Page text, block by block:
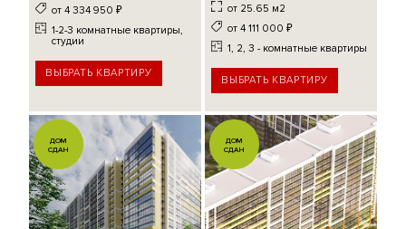
от 4 334 950 ₽
1-2-3 комнатные квартиры,
студии
ВЫБРАТЬ КВАРТИРУ
от 25.65 м2
от 4 111 000 ₽
1, 2, 3 - комнатные квартиры
ВЫБРАТЬ КВАРТИРУ
ДОМ
СДАН
ДОМ
СДАН